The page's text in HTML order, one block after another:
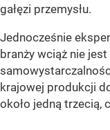
gałęzi przemysłu.
Jednocześnie
branży wciąż nie
krajowej produkcji
około jedną trzecią,